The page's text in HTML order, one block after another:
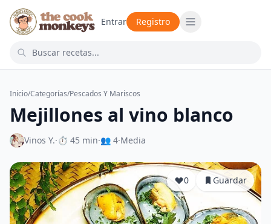
Entrar Registro
Inicio/Categorías/Pescados Y Mariscos
Mejillones al vino blanco
Vinos Y.·⏱ 45 min·👥 4·Media
0 Guardar